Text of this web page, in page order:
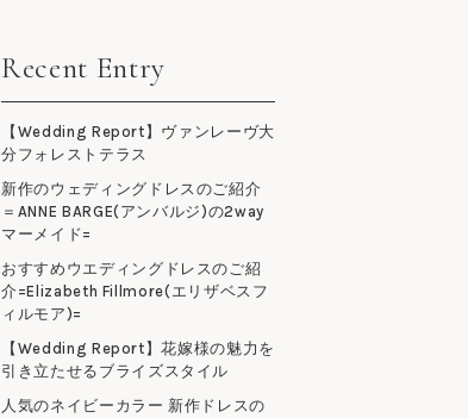
Recent Entry
【Wedding Report】ヴァンレーヴ大
分フォレストテラス
新作のウェディングドレスのご紹介
＝ANNE BARGE(アンバルジ)の2way
マーメイド=
おすすめウエディングドレスのご紹
介=Elizabeth Fillmore(エリザベスフ
ィルモア)=
【Wedding Report】花嫁様の魅力を
引き立たせるブライズスタイル
人気のネイビーカラー 新作ドレスの